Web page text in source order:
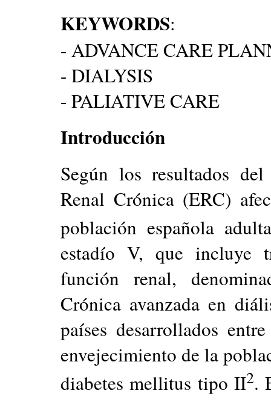
KEYWORDS:
- ADVANCE CARE
- DIALYSIS
- PALIATIVE CARE
Introducción
Según los resultados
Renal Crónica (ERC)
población española
estadío V, que incluye
función renal,
Crónica avanzada en
países desarrollados
envejecimiento de la
diabetes mellitus tipo II2.